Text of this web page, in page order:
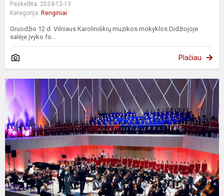
Paskelbta: 2024-12-13
Kategorija: Renginiai
Gruodžio 12 d. Vilniaus Karoliniškių muzikos mokyklos Didžiojoje
salėje įvyko fo...
Plačiau